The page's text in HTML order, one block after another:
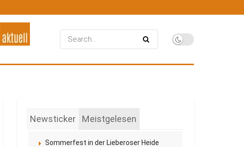
Newsticker Meistgelesen
Sommerfest in der Lieberoser Heide